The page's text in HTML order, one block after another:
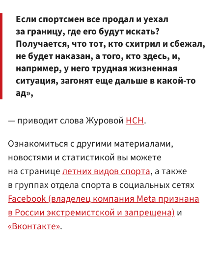
Если спортсмен все продал и уехал
за границу, где его будут искать?
Получается, что тот, кто схитрил и сбежал,
не будет наказан, а того, кто здесь, и,
например, у него трудная жизненная
ситуация, загонят еще дальше в какой-то
ад»,
— приводит слова ЖуровойНСН.
Ознакомиться с другими материалами,
новостями и статистикой вы можете
на страницелетних видов спорта, а также
в группах отдела спорта в социальных сетях
Facebook (владелец компания Meta признана
в России экстремистской и запрещена)и
«Вконтакте».